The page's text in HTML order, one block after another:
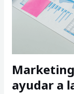
ayudar a